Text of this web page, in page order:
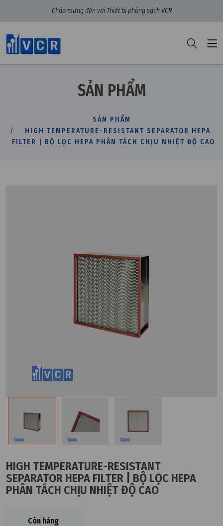
Chào mừng đến với Thiết bị phòng sạch VCR
SẢN PHẨM
SẢN PHẨM
HIGH TEMPERATURE-RESISTANT SEPARATOR HEPA
FILTER | BỘ LỌC HEPA PHÂN TÁCH CHỊU NHIỆT ĐỘ CAO
HIGH TEMPERATURE-RESISTANT
SEPARATOR HEPA FILTER | BỘ LỌC HEPA
PHÂN TÁCH CHỊU NHIỆT ĐỘ CAO
Còn hàng